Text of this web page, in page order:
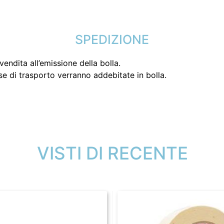
SPEDIZIONE
all’emissione della bolla.
di trasporto verranno addebitate in bolla.
VISTI DI RECENTE